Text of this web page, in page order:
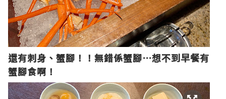
還有刺身、蟹腳！！無錯係蟹腳⋯想不到早餐有
蟹腳食啊！